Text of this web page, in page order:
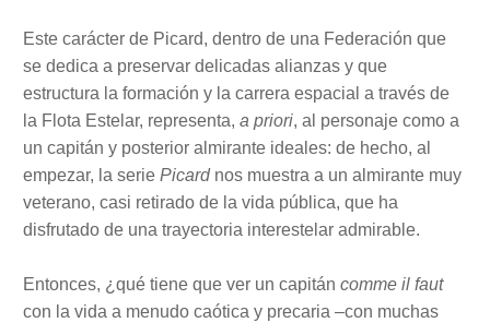
Este carácter de Picard, dentro de una Federación que
se dedica a preservar delicadas alianzas y que
estructura la formación y la carrera espacial a través de
la Flota Estelar, representa, a priori, al personaje como a
un capitán y posterior almirante ideales: de hecho, al
empezar, la serie Picardnos muestra a un almirante muy
veterano, casi retirado de la vida pública, que ha
disfrutado de una trayectoria interestelar admirable.
Entonces, ¿qué tiene que ver un capitán comme il faut
con la vida a menudo caótica y precaria –con muchas